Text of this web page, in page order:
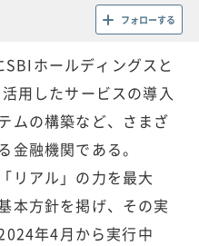
フォローする
ホールディングスと
用したサービスの導入
ムの構築など、さまざ
金融機関である。
リアル」の力を最大
本方針を掲げ、その実
年4月から実行中